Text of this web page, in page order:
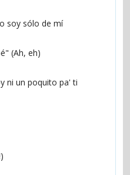
soy sólo de mí
(Ah, eh)
ni un poquito pa' ti